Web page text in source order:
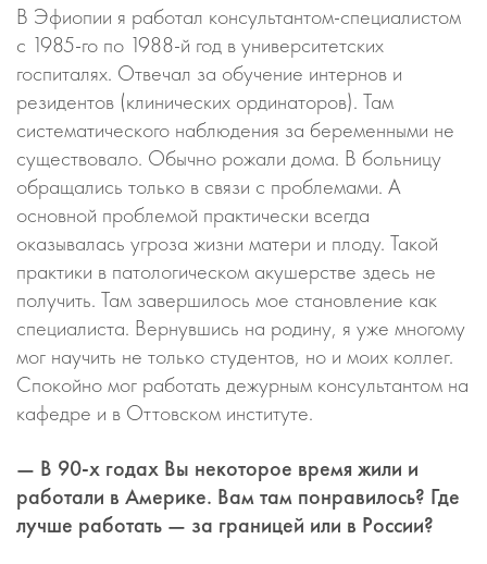
В Эфиопии я работал консультантом-специалистом
с 1985-го по 1988-й год в университетских
госпиталях. Отвечал за обучение интернов и
резидентов (клинических ординаторов). Там
систематического наблюдения за беременными не
существовало. Обычно рожали дома. В больницу
обращались только в связи с проблемами. А
основной проблемой практически всегда
оказывалась угроза жизни матери и плоду. Такой
практики в патологическом акушерстве здесь не
получить. Там завершилось мое становление как
специалиста. Вернувшись на родину, я уже многому
мог научить не только студентов, но и моих коллег.
Спокойно мог работать дежурным консультантом на
кафедре и в Оттовском институте.
— В 90-х годах Вы некоторое время жили и
работали в Америке. Вам там понравилось? Где
лучше работать — за границей или в России?